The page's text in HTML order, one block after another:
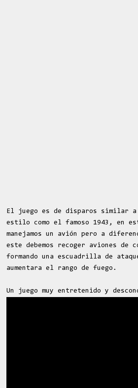
El juego es de disparos similar a
estilo como el famoso 1943, en
manejamos un avión pero a
este debemos recoger aviones
formando una escuadrilla de
aumentara el rango de fuego.
Un juego muy entretenido y